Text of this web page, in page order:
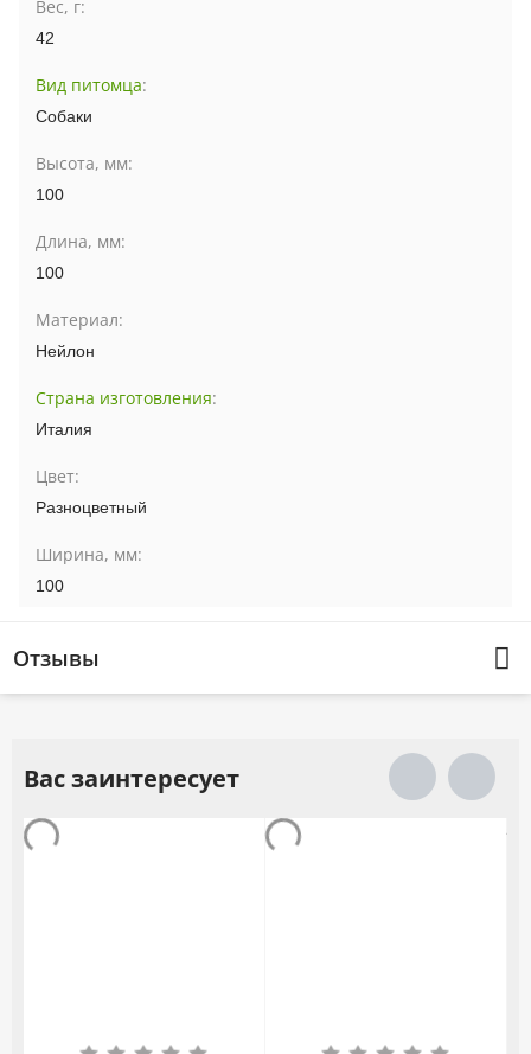
Вес, г:
42
Вид питомца:
Собаки
Высота, мм:
100
Длина, мм:
100
Материал:
Нейлон
Страна изготовления:
Италия
Цвет:
Разноцветный
Ширина, мм:
100
Отзывы
Вас заинтересует